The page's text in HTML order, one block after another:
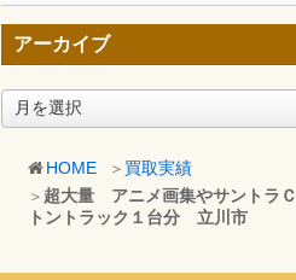
HOME
買取実績
超大量 アニメ画集やサントラ
トントラック１台分 立川市
アーカイブ
ア
ー